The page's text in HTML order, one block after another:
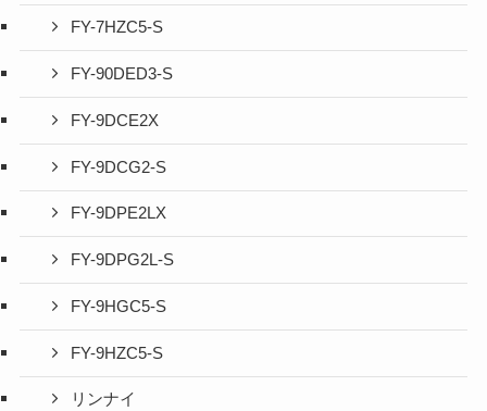
FY-7HZC5-S
FY-90DED3-S
FY-9DCE2X
FY-9DCG2-S
FY-9DPE2LX
FY-9DPG2L-S
FY-9HGC5-S
FY-9HZC5-S
リンナイ